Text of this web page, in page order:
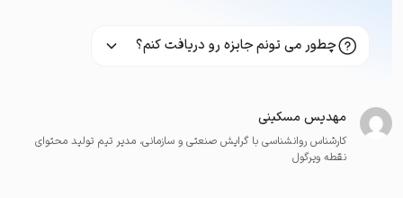
چطور می تونم جایزه رو دریافت کنم؟
مهدیس مسکینی
کارشناس روانشناسی با گرایش صنعتی و سازمانی، مدیر تیم تولید محتوای
نقطه ویرگول